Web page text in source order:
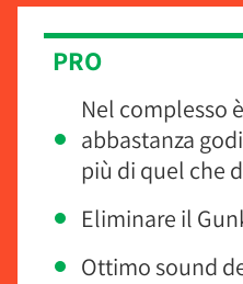
PRO
Nel complesso
abbastanza
più di quel che
Eliminare il
Ottimo sound